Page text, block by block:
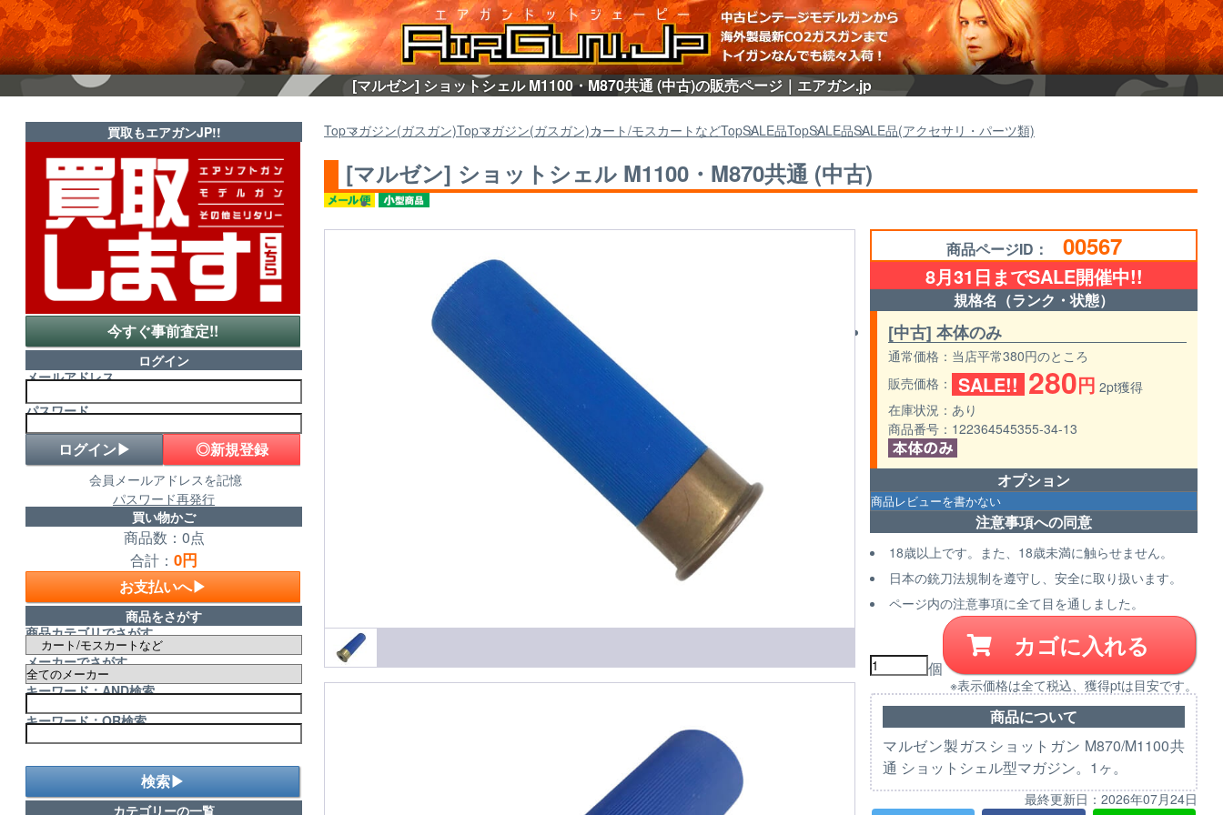
[マルゼン] ショットシェル M1100・M870共通 (中古)の販売ページ｜エアガン.jp
Topマガジン(ガスガン)Topマガジン(ガスガン)カート/モスカートなどTopSALE品TopSALE品SALE品(アクセサリ・パーツ類)
[マルゼン] ショットシェル M1100・M870共通 (中古)
商品ページID： 00567
8月31日までSALE開催中!!
規格名（ランク・状態）
[中古] 本体のみ
通常価格
当店平常380円のところ
販売価格
SALE!! 280円 2pt獲得
在庫状況
あり
商品番号
122364545355-34-13
オプション
注意事項への同意
18歳以上です。また、18歳未満に触らせません。
日本の銃刀法規制を遵守し、安全に取り扱います。
ページ内の注意事項に全て目を通しました。
個
カゴに入れる
※表示価格は全て税込、獲得ptは目安です。
商品について
マルゼン製ガスショットガン M870/M1100共
通 ショットシェル型マガジン。1ヶ。
最終更新日： 2026年07月24日
買取もエアガンJP!!
今すぐ事前査定!!
ログイン
メールアドレス
パスワード
◎新規登録
会員メールアドレスを記憶
パスワード再発行
買い物かご
商品数：0点
合計： 0円
お支払いへ▶
商品をさがす
商品カテゴリでさがす
メーカーでさがす
キーワード：AND検索
キーワード：OR検索
検索▶
カテゴリーの一覧